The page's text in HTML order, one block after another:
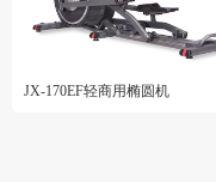
JX-170EF轻商用椭圆机